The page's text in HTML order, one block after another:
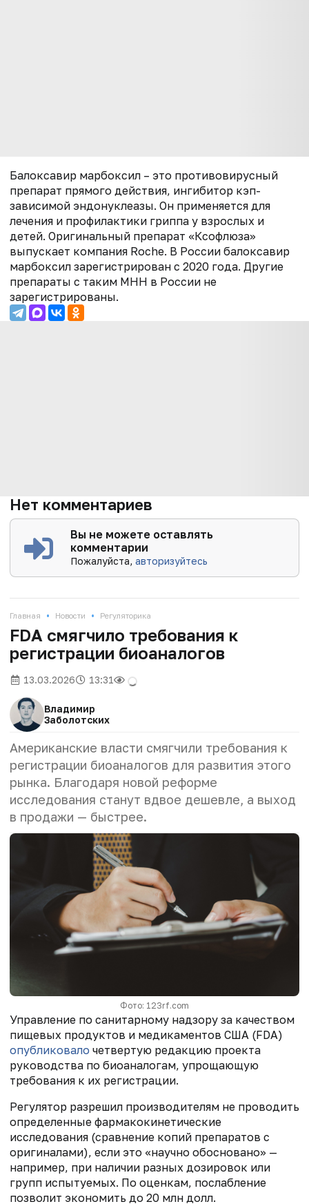
Балоксавир марбоксил – это противовирусный
препарат прямого действия, ингибитор кэп-
зависимой эндонуклеазы. Он применяется для
лечения и профилактики гриппа у взрослых и
детей. Оригинальный препарат «Ксофлюза»
выпускает компания Roche. В России балоксавир
марбоксил зарегистрирован с 2020 года. Другие
препараты с таким МНН в России не
зарегистрированы.
Нет комментариев
Вы не можете оставлять
комментарии
Пожалуйста,авторизуйтесь
Главная • Новости • Регуляторика
FDA смягчило требования к
регистрации биоаналогов
13.03.2026 13:31
Владимир
Заболотских
Американские власти смягчили требования к
регистрации биоаналогов для развития этого
рынка. Благодаря новой реформе
исследования станут вдвое дешевле, а выход
в продажи — быстрее.
Фото: 123rf.com
Управление по санитарному надзору за качеством
пищевых продуктов и медикаментов США (FDA)
опубликовало четвертую редакцию проекта
руководства по биоаналогам, упрощающую
требования к их регистрации.
Регулятор разрешил производителям не проводить
определенные фармакокинетические
исследования (сравнение копий препаратов с
оригиналами), если это «научно обосновано» —
например, при наличии разных дозировок или
групп испытуемых. По оценкам, послабление
позволит экономить до 20 млн долл.